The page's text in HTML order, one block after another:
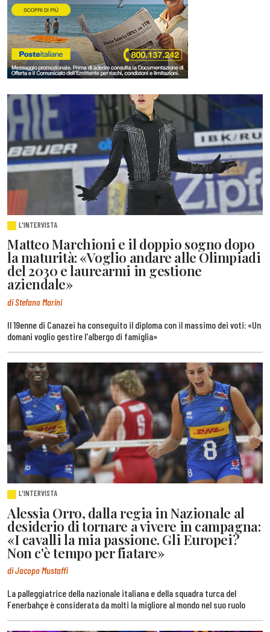
L'INTERVISTA
Matteo Marchioni e il doppio sogno dopo
la maturità: «Voglio andare alle Olimpiadi
del 2030 e laurearmi in gestione
aziendale»
di Stefano Marini
Il 19enne di Canazei ha conseguito il diploma con il massimo dei voti: «Un
domani voglio gestire l'albergo di famiglia»
L'INTERVISTA
Alessia Orro, dalla regia in Nazionale al
desiderio di tornare a vivere in campagna:
«I cavalli la mia passione. Gli Europei?
Non c'è tempo per fiatare»
di Jacopo Mustaffi
La palleggiatrice della nazionale italiana e della squadra turca del
Fenerbahçe è considerata da molti la migliore al mondo nel suo ruolo